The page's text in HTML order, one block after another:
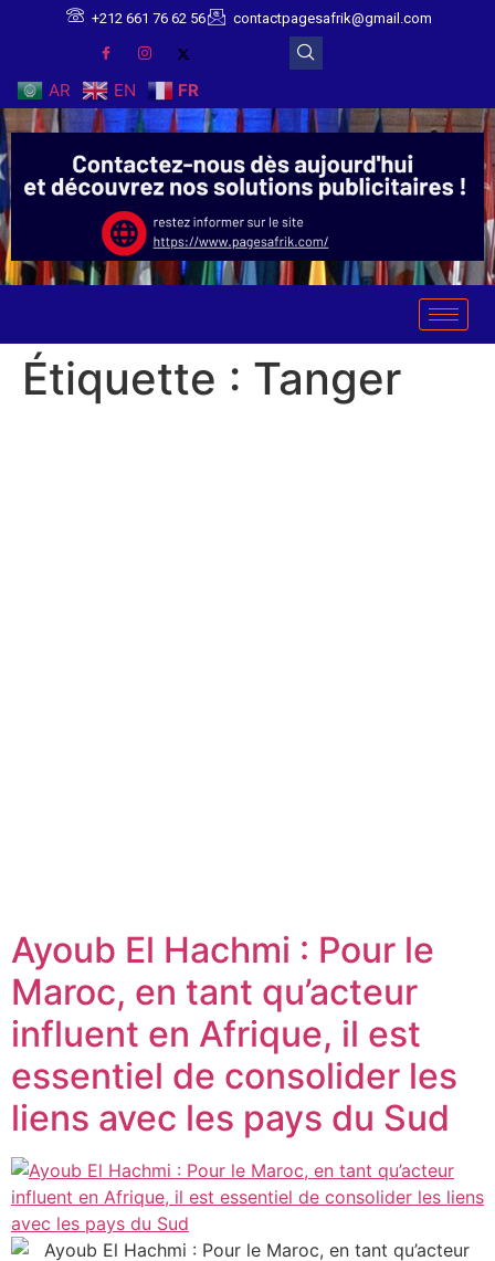
+212 661 76 62 56 contactpagesafrik@gmail.com
AR EN FR
Étiquette : Tanger
Ayoub El Hachmi : Pour le
Maroc, en tant qu’acteur
influent en Afrique, il est
essentiel de consolider les
liens avec les pays du Sud